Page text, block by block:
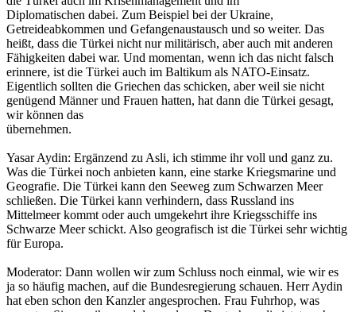
Diplomatischen dabei. Zum Beispiel bei der Ukraine,
Getreideabkommen und Gefangenaustausch und so weiter. Das
heißt, dass die Türkei nicht nur militärisch, aber auch mit anderen
Fähigkeiten dabei war. Und momentan, wenn ich das nicht falsch
erinnere, ist die Türkei auch im Baltikum als NATO-Einsatz.
Eigentlich sollten die Griechen das schicken, aber weil sie nicht
genügend Männer und Frauen hatten, hat dann die Türkei gesagt,
wir können das
übernehmen.
Yasar Aydin: Ergänzend zu Asli, ich stimme ihr voll und ganz zu.
Was die Türkei noch anbieten kann, eine starke Kriegsmarine und
Geografie. Die Türkei kann den Seeweg zum Schwarzen Meer
schließen. Die Türkei kann verhindern, dass Russland ins
Mittelmeer kommt oder auch umgekehrt ihre Kriegsschiffe ins
Schwarze Meer schickt. Also geografisch ist die Türkei sehr wichtig
für Europa.
Moderator: Dann wollen wir zum Schluss noch einmal, wie wir es
ja so häufig machen, auf die Bundesregierung schauen. Herr Aydin
hat eben schon den Kanzler angesprochen. Frau Fuhrhop, was